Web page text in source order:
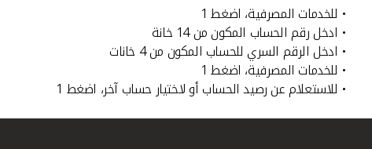
• للخدمات المصرفية، اضغط 1
• ادخل رقم الحساب المكون من 14 خانة
• ادخل الرقم السري للحساب المكون من 4 خانات
• للخدمات المصرفية، اضغط 1
• للاستعلام عن رصيد الحساب أو لاختيار حساب آخر، اضغط 1